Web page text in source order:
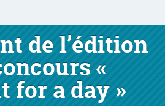
de l’édition
«
for a day »